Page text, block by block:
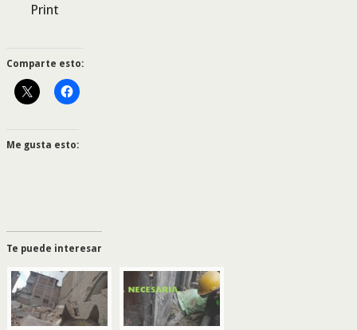
Print
Comparte esto:
Me gusta esto:
Te puede interesar